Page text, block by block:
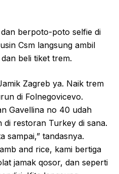
berpoto-poto selfie di
Csm langsung ambil
beli tiket trem.
Zagreb ya. Naik trem
di Folnegovicevo.
Gavellina no 40 udah
di restoran Turkey di sana.
sampai,” tandasnya.
and rice, kami bertiga
jamak qosor, dan seperti